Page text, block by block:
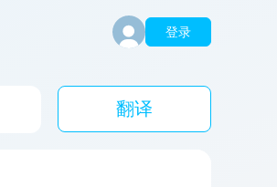
登录
翻译